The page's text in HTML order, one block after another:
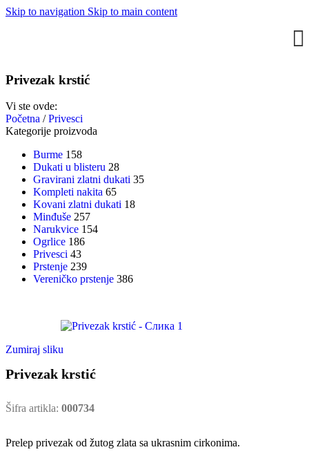
Skip to navigation Skip to main content
Privezak krstić
Vi ste ovde:
Početna / Privesci
Kategorije proizvoda
Burme 158
Dukati u blisteru 28
Gravirani zlatni dukati 35
Kompleti nakita 65
Kovani zlatni dukati 18
Minđuše 257
Narukvice 154
Ogrlice 186
Privesci 43
Prstenje 239
Vereničko prstenje 386
Zumiraj sliku
Privezak krstić
Šifra artikla: 000734
Prelep privezak od žutog zlata sa ukrasnim cirkonima.